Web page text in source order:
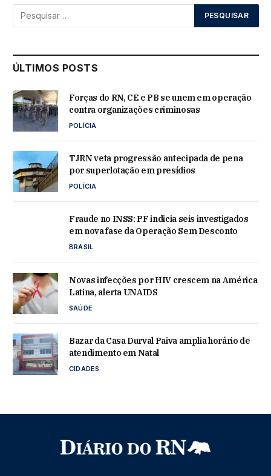
ÚLTIMOS POSTS
Forças do RN, CE e PB se unem em operação
contra organizações criminosas
POLÍCIA
TJRN veta progressão antecipada de pena
por superlotação em presídios
POLÍCIA
Fraude no INSS: PF indicia seis investigados
em nova fase da Operação Sem Desconto
BRASIL
Novas infecções por HIV crescem na América
Latina, alerta UNAIDS
SAÚDE
Bazar da Casa Durval Paiva amplia horário de
atendimento em Natal
CIDADES